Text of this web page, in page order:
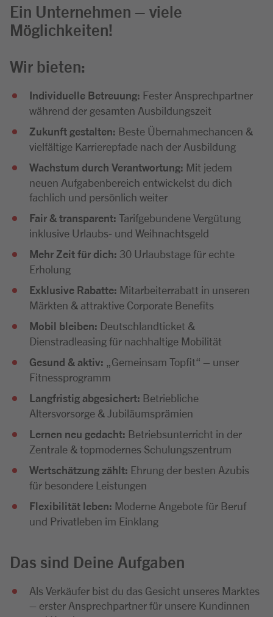
Ein Unternehmen – viele
Möglichkeiten!
Wir bieten:
Individuelle Betreuung: Fester Ansprechpartner
während der gesamten Ausbildungszeit
Zukunft gestalten: Beste Übernahmechancen &
vielfältige Karrierepfade nach der Ausbildung
Wachstum durch Verantwortung: Mit jedem
neuen Aufgabenbereich entwickelst du dich
fachlich und persönlich weiter
Fair & transparent: Tarifgebundene Vergütung
inklusive Urlaubs- und Weihnachtsgeld
Mehr Zeit für dich: 30 Urlaubstage für echte
Erholung
Exklusive Rabatte: Mitarbeiterrabatt in unseren
Märkten & attraktive Corporate Benefits
Mobil bleiben: Deutschlandticket &
Dienstradleasing für nachhaltige Mobilität
Gesund & aktiv: „Gemeinsam Topfit“ – unser
Fitnessprogramm
Langfristig abgesichert: Betriebliche
Altersvorsorge & Jubiläumsprämien
Lernen neu gedacht: Betriebsunterricht in der
Zentrale & topmodernes Schulungszentrum
Wertschätzung zählt: Ehrung der besten Azubis
für besondere Leistungen
Flexibilität leben: Moderne Angebote für Beruf
und Privatleben im Einklang
Das sind Deine Aufgaben
Als Verkäufer bist du das Gesicht unseres Marktes
– erster Ansprechpartner für unsere Kundinnen